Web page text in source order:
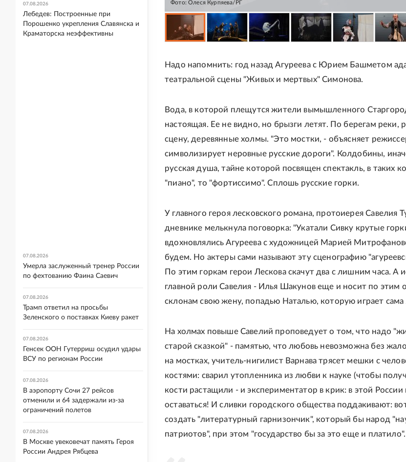
Фото: Олеся Курпяева/РГ
Надо напомнить: год назад Агуреева с Юрием Башметом
театральной сцены "Живых и мертвых" Симонова.
Вода, в которой плещутся жители вымышленного
настоящая. Ее не видно, но брызги летят. По берегам реки,
сцену, деревянные холмы. "Это мостки, - объясняет
символизирует неровные русские дороги". Колдобины,
русская душа, тайне которой посвящен спектакль, в таких
"пиано", то "фортиссимо". Сплошь русские горки.
У главного героя лесковского романа, протоиерея Савелия
дневнике мелькнула поговорка: "Укатали Сивку крутые
вдохновлялись Агуреева с художницей Марией
будем. Но актеры сами называют эту сценографию
По этим горкам герои Лескова скачут два с лишним часа. А
главной роли Савелия - Илья Шакунов еще и носит по этим
склонам свою жену, попадью Наталью, которую играет сама
На холмах повыше Савелий проповедует о том, что надо
старой сказкой" - памятью, что любовь невозможна без
на мостках, учитель-нигилист Варнава трясет мешки с
костями: сварил утопленника из любви к науке (чтобы
кости растащили - и экспериментатор в крик: в этой
оставаться! И сливки городского общества поддакивают:
создать "литературный гарнизончик", который бы народ
патриотов", при этом "государство бы за это еще и платило".
07.08.2026
Лебедев: Построенные при
Порошенко укрепления Славянска и
Краматорска неэффективны
07.08.2026
Умерла заслуженный тренер России
по фехтованию Фаина Саевич
07.08.2026
Трамп ответил на просьбы
Зеленского о поставках Киеву ракет
07.08.2026
Генсек ООН Гутерриш осудил удары
ВСУ по регионам России
07.08.2026
В аэропорту Сочи 27 рейсов
отменили и 64 задержали из-за
ограничений полетов
07.08.2026
В Москве увековечат память Героя
России Андрея Рябцева